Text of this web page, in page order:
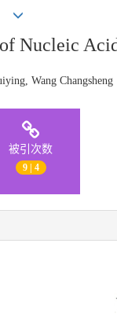
Nucleic
Wang
被引次数
9 | 4